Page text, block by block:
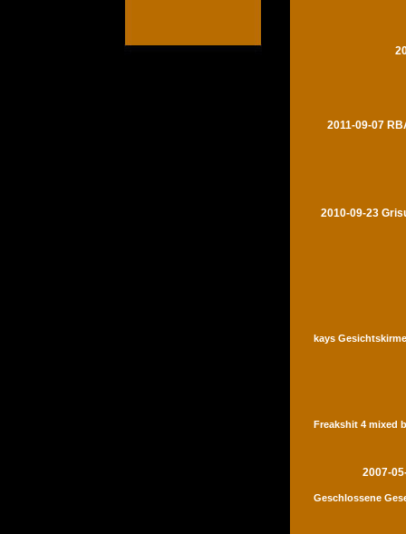
2011-09-07
2010-09-23
kays
Freakshit 4 mixed
2007-
Geschlossene